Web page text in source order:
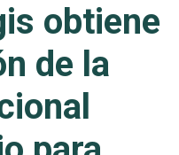
obtiene
de la